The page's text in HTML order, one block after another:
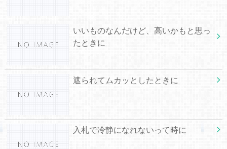
いいものなんだけど、高いかもと思っ
たときに
遮られてムカッとしたときに
入札で冷静になれないって時に